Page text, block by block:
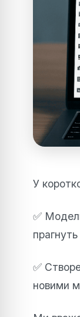
У
✅
✅
новими